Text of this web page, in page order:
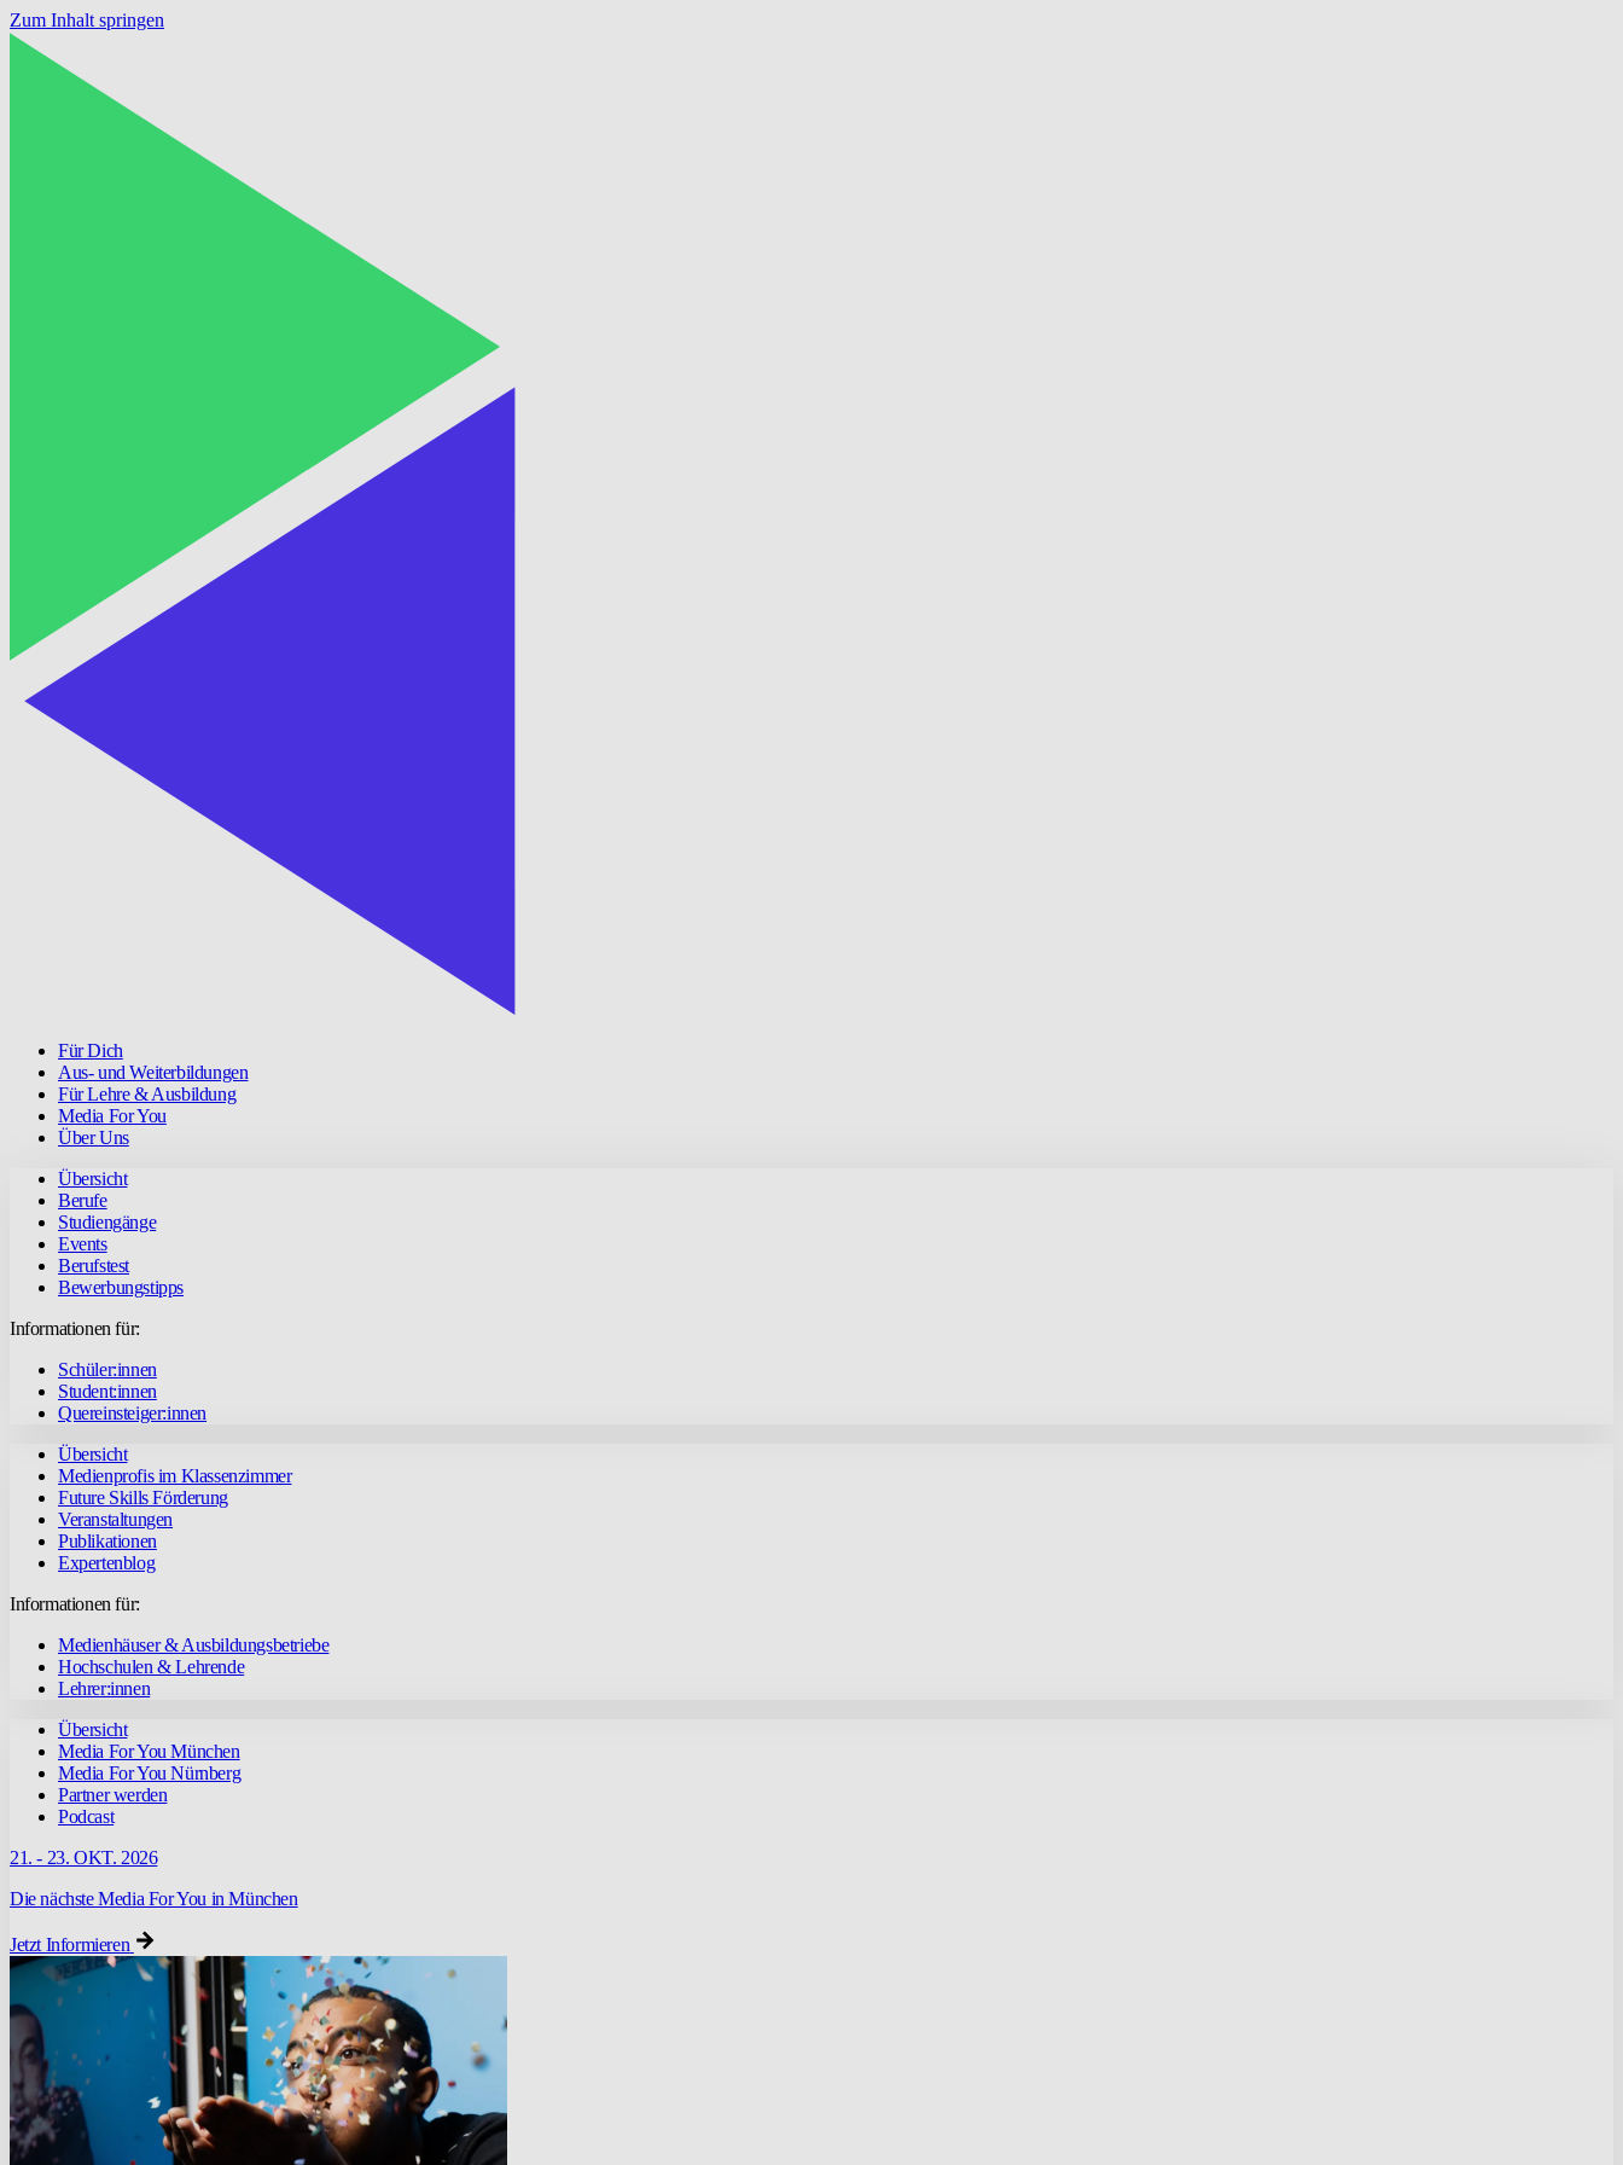
Zum Inhalt springen
Für Dich
Aus- und Weiterbildungen
Für Lehre & Ausbildung
Media For You
Über Uns
Übersicht
Berufe
Studiengänge
Events
Berufstest
Bewerbungstipps
Informationen für:
Schüler:innen
Student:innen
Quereinsteiger:innen
Übersicht
Medienprofis im Klassenzimmer
Future Skills Förderung
Veranstaltungen
Publikationen
Expertenblog
Informationen für:
Medienhäuser & Ausbildungsbetriebe
Hochschulen & Lehrende
Lehrer:innen
Übersicht
Media For You München
Media For You Nürnberg
Partner werden
Podcast
21. - 23. OKT. 2026
Die nächste Media For You in München
Jetzt Informieren